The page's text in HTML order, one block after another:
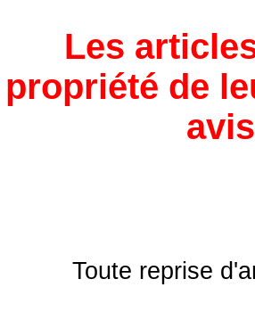
Les
propriété de
Toute reprise